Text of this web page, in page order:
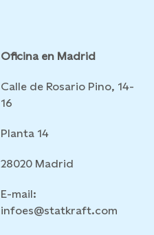
Oficina en Madrid
Calle de Rosario Pino, 14-
16
Planta 14
28020 Madrid
E-mail:
infoes@statkraft.com